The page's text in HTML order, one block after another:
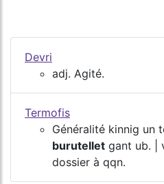
Devri
adj. Agité.
Termofis
Généralité kinnig un
burutellet gant ub. |
dossier à qqn.